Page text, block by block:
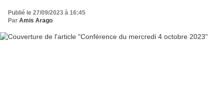
Publié le 27/09/2023 à 16:45
Par Amis Arago